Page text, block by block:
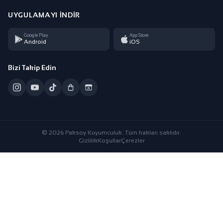
UYGULAMAYI İNDIR
Google Play
Android
App Store
iOS
Bizi Takip Edin
© 2026 Paksoy Kuyumculuk. Tüm hakları saklıdır.
GizlilikKoşullarÇerezler